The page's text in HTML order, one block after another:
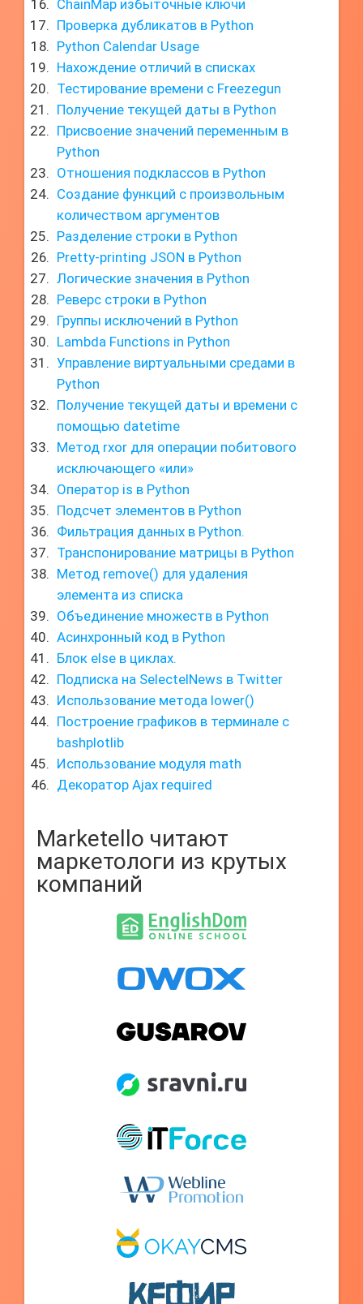
ChainMap избыточные ключи
Проверка дубликатов в Python
Python Calendar Usage
Нахождение отличий в списках
Тестирование времени с Freezegun
Получение текущей даты в Python
Присвоение значений переменным в
Python
Отношения подклассов в Python
Создание функций с произвольным
количеством аргументов
Разделение строки в Python
Pretty-printing JSON в Python
Логические значения в Python
Реверс строки в Python
Группы исключений в Python
Lambda Functions in Python
Управление виртуальными средами в
Python
Получение текущей даты и времени с
помощью datetime
Метод rxor для операции побитового
исключающего «или»
Оператор is в Python
Подсчет элементов в Python
Фильтрация данных в Python.
Транспонирование матрицы в Python
Метод remove() для удаления
элемента из списка
Объединение множеств в Python
Асинхронный код в Python
Блок else в циклах.
Подписка на SelectelNews в Twitter
Использование метода lower()
Построение графиков в терминале с
bashplotlib
Использование модуля math
Декоратор Ajax required
Marketello читают
маркетологи из крутых
компаний